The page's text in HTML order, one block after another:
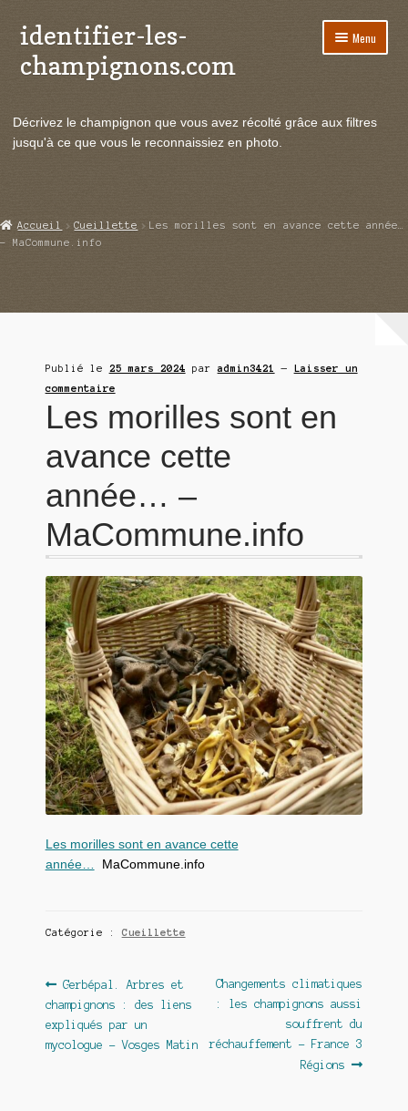
Aller
à
la
Aller
au
contenu
identifier-les-
champignons.com
Menu
le
Actualités
menu
Echanges et contacts
Ouvrir
Décrivez le champignon que vous avez récolté grâce aux filtres
jusqu'à ce que vous le reconnaissiez en photo.
Accueil Cueillette
Les morilles sont en avance cette année…
– MaCommune.info
Publié le 25 mars 2024 paradmin3421 — Laisser un
commentaire
Les morilles sont en
avance cette
année… –
MaCommune.info
Les morilles sont en avance cette
année…
MaCommune.info
Catégorie : Cueillette
Navigation
de
l’article
Article
précédent :
Gerbépal. Arbres et
champignons : des liens
expliqués par un
mycologue – Vosges Matin
Article
suivant :
Changements climatiques
: les champignons aussi
souffrent du
réchauffement – France 3
Régions